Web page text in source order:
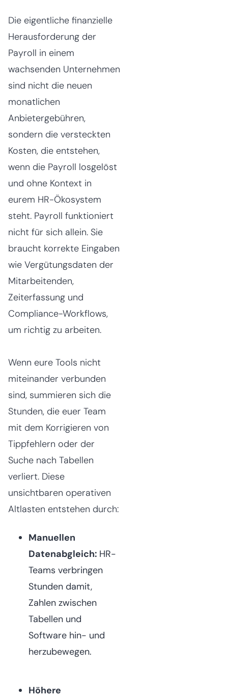
Die eigentliche finanzielle
Herausforderung der
Payroll in einem
wachsenden Unternehmen
sind nicht die neuen
monatlichen
Anbietergebühren,
sondern die versteckten
Kosten, die entstehen,
wenn die Payroll losgelöst
und ohne Kontext in
eurem HR-Ökosystem
steht. Payroll funktioniert
nicht für sich allein. Sie
braucht korrekte Eingaben
wie Vergütungsdaten der
Mitarbeitenden,
Zeiterfassung und
Compliance-Workflows,
um richtig zu arbeiten.
Wenn eure Tools nicht
miteinander verbunden
sind, summieren sich die
Stunden, die euer Team
mit dem Korrigieren von
Tippfehlern oder der
Suche nach Tabellen
verliert. Diese
unsichtbaren operativen
Altlasten entstehen durch:
Manuellen
Datenabgleich: HR-
Teams verbringen
Stunden damit,
Zahlen zwischen
Tabellen und
Software hin- und
herzubewegen.
Höhere